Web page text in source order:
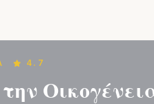
4.7